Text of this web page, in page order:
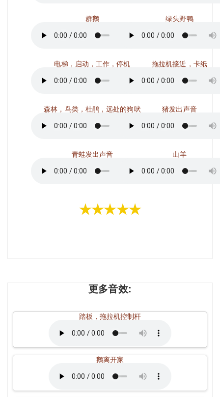
群鹅
电梯，启动，工作，停机
森林，鸟类，杜鹃，远处的狗吠
青蛙发出声音
绿头野鸭
拖拉机接近，卡纸
猪发出声音
山羊
★★★★★
更多音效:
踏板，拖拉机控制杆
鹅离开家